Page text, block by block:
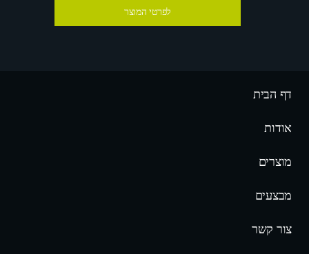
לפרטי המוצר
דף הבית
אודות
מוצרים
מבצעים
צור קשר